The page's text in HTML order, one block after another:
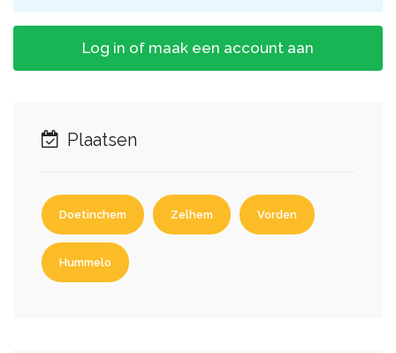
Log in of maak een account aan
Plaatsen
Doetinchem Zelhem Vorden
Hummelo